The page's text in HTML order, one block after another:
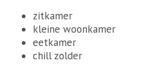
zitkamer
kleine woonkamer
eetkamer
chill zolder